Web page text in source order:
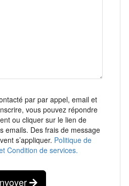
par par appel, email et
vous pouvez répondre
ou cliquer sur le lien de
emails. Des frais de message
s’appliquer. Politique de
Condition de services.